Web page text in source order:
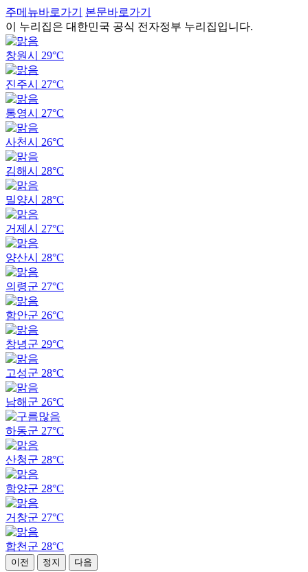
주메뉴바로가기
본문바로가기
이 누리집은 대한민국 공식 전자정부 누리집입니다.
창원시 29°C
진주시 27°C
통영시 27°C
사천시 26°C
김해시 28°C
밀양시 28°C
거제시 27°C
양산시 28°C
의령군 27°C
함안군 26°C
창녕군 29°C
고성군 28°C
남해군 26°C
하동군 27°C
산청군 28°C
함양군 28°C
거창군 27°C
합천군 28°C
이전 정지 다음